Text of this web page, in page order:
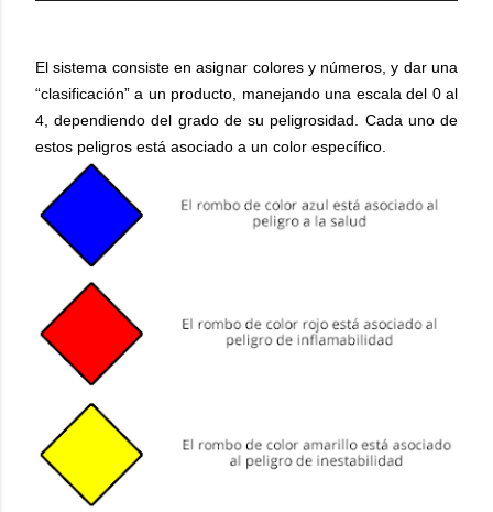
El sistema consiste en asignar colores y números, y dar una
“clasificación” a un producto, manejando una escala del 0 al
4, dependiendo del grado de su peligrosidad. Cada uno de
estos peligros está asociado a un color específico.